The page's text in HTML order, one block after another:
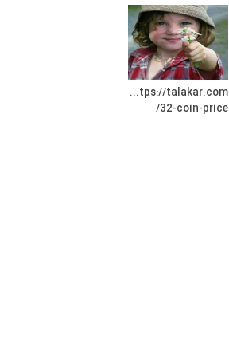
https://talakar.com
/32-coin-price